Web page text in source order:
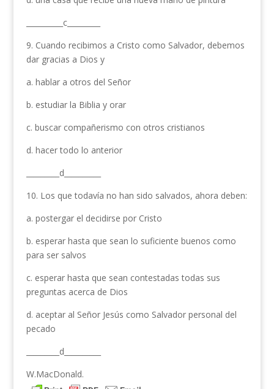
__________c_________
9. Cuando recibimos a Cristo como Salvador, debemos
dar gracias a Dios y
a. hablar a otros del Señor
b. estudiar la Biblia y orar
c. buscar compañerismo con otros cristianos
d. hacer todo lo anterior
_________d__________
10. Los que todavía no han sido salvados, ahora deben:
a. postergar el decidirse por Cristo
b. esperar hasta que sean lo suficiente buenos como
para ser salvos
c. esperar hasta que sean contestadas todas sus
preguntas acerca de Dios
d. aceptar al Señor Jesús como Salvador personal del
pecado
_________d__________
W.MacDonald.